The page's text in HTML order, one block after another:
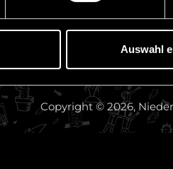
Auswahl
Copyright © 2026,